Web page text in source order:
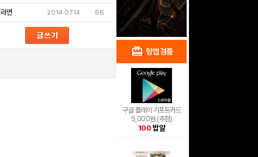
면 2014.07.14 66
redeem 헝앱 경품
구글 플레이 기프트카드
5,000원 (추첨)
100 밥알